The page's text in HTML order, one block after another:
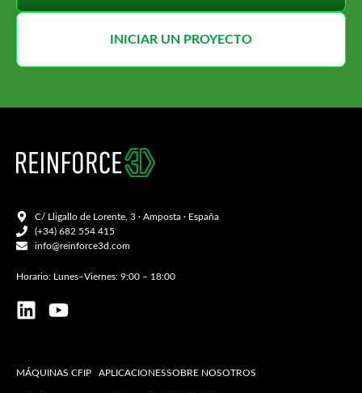
INICIAR UN PROYECTO
C/ Lligallo de Lorente, 3 · Amposta · España
(+34) 682 554 415
info@reinforce3d.com
Horario: Lunes–Viernes: 9:00 – 18:00
MÁQUINAS CFIP APLICACIONESSOBRE NOSOTROS